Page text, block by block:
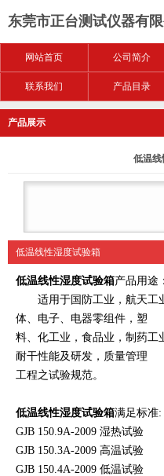
东莞市正台测试仪器有限
网站首页 公司简介
联系我们 产品目录
产品展示
低温线
低温线性湿度试验箱
低温线性湿度试验箱产品用途
适用于国防工业，航天工
体、电子、电器零组件，塑
料、化工 业，食品业，制药工
耐干性能及研发，质量管理
工程之试验规范。
低温线性湿度试验箱满足标准:
GJB 150.9A-2009 湿热试验
GJB 150.3A-2009 高温试验
GJB 150.4A-2009 低温试验